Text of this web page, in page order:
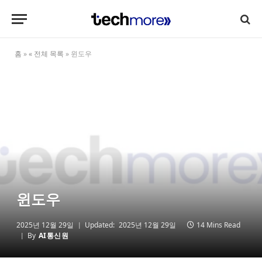
홈 »« 전체 목록 » 윈도우
윈도우
2025년 12월 29일 Updated: 2025년 12월 29일
14 Mins Read
By AI통신원